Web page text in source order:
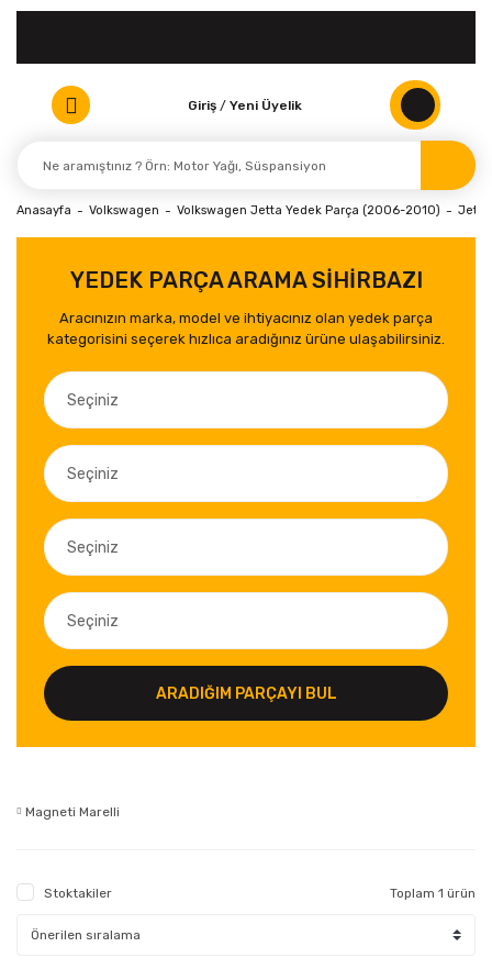
Giriş / Yeni Üyelik
Anasayfa Volkswagen Volkswagen Jetta Yedek Parça (2006-2010) Jetta
YEDEK PARÇA ARAMA SİHİRBAZI
Aracınızın marka, model ve ihtiyacınız olan yedek parça
kategorisini seçerek hızlıca aradığınız ürüne ulaşabilirsiniz.
ARADIĞIM PARÇAYI BUL
Magneti Marelli
Stoktakiler Toplam 1 ürün